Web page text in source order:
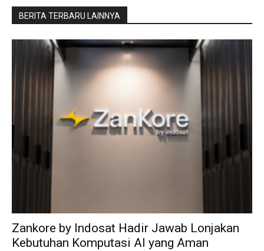
BERITA TERBARU LAINNYA
Zankore by Indosat Hadir Jawab Lonjakan
Kebutuhan Komputasi AI yang Aman